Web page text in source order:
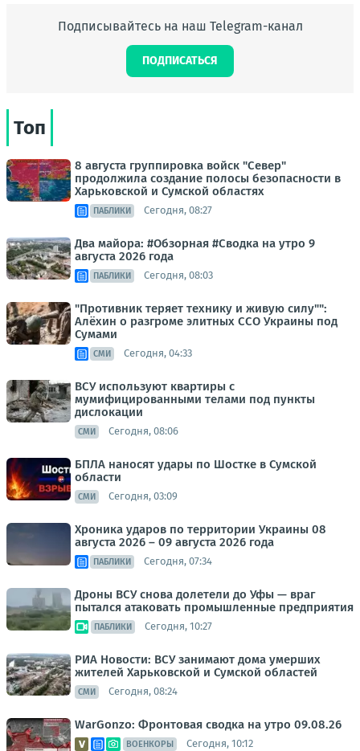
Подписывайтесь на наш Telegram-канал
ПОДПИСАТЬСЯ
Топ
8 августа группировка войск "Север"
продолжила создание полосы безопасности в
Харьковской и Сумской областях
ПАБЛИКИ Сегодня, 08:27
Два майора: #Обзорная #Сводка на утро 9
августа 2026 года
ПАБЛИКИ Сегодня, 08:03
"Противник теряет технику и живую силу"":
Алёхин о разгроме элитных ССО Украины под
Сумами
СМИ Сегодня, 04:33
ВСУ используют квартиры с
мумифицированными телами под пункты
дислокации
СМИ Сегодня, 08:06
БПЛА наносят удары по Шостке в Сумской
области
СМИ Сегодня, 03:09
Хроника ударов по территории Украины 08
августа 2026 – 09 августа 2026 года
ПАБЛИКИ Сегодня, 07:34
Дроны ВСУ снова долетели до Уфы — враг
пытался атаковать промышленные предприятия
ПАБЛИКИ Сегодня, 10:27
РИА Новости: ВСУ занимают дома умерших
жителей Харьковской и Сумской областей
СМИ Сегодня, 08:24
WarGonzo: Фронтовая сводка на утро 09.08.26
ВОЕНКОРЫ Сегодня, 10:12